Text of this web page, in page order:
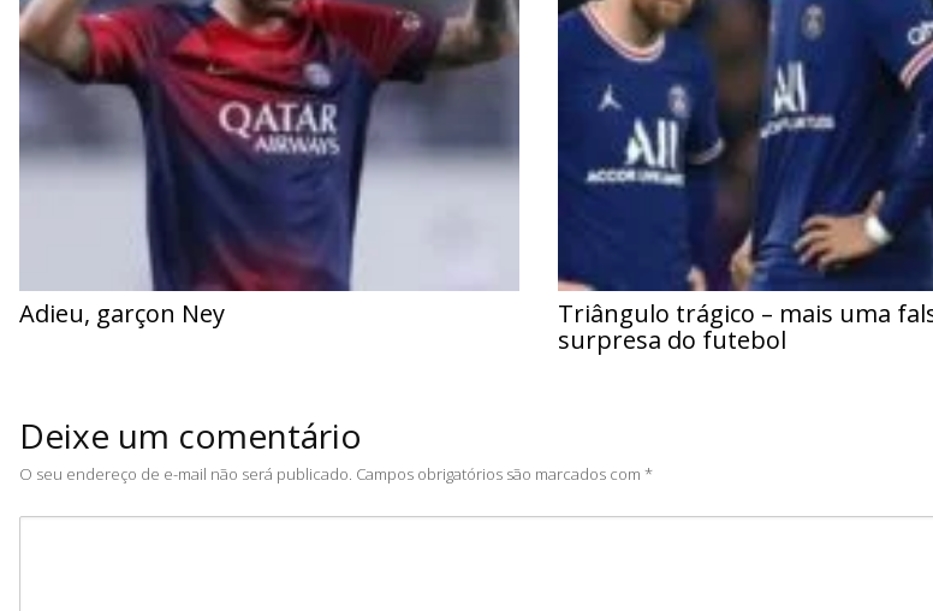
Adieu, garçon Ney
Triângulo trágico – mais uma
surpresa do futebol
Deixe um comentário
O seu endereço de e-mail não será publicado. Campos obrigatórios são marcados com *